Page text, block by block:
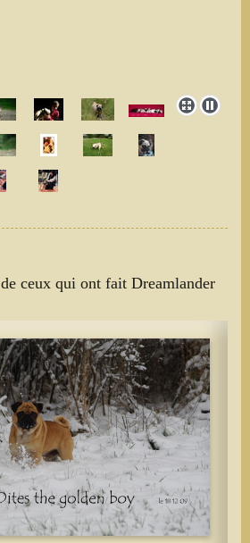
de ceux qui ont fait Dreamlander